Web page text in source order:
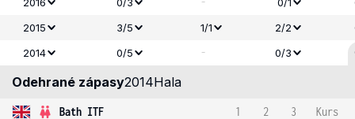
2015
3/5 1/1 2/2
2014
0/5 - 0/3
Odehrané zápasy2014Hala
Bath ITF 1 2 3
Kurs